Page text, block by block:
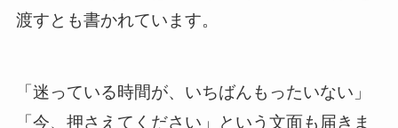
渡すとも書かれています。
「迷っている時間が、いちばんもったいない」
「今、押さえてください」という文面も届きま